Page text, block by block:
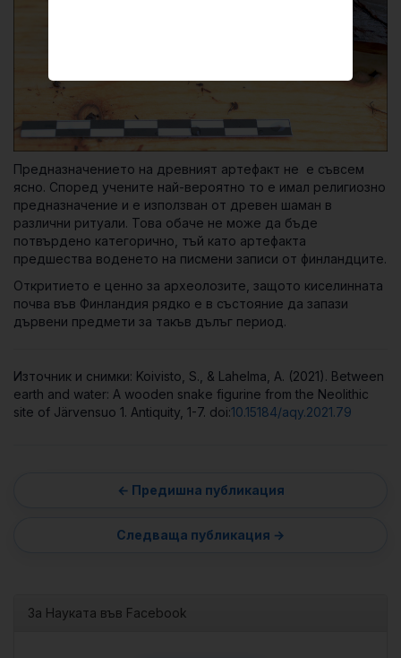
Предназначението на древният артефакт не е съвсем
ясно. Според учените най-вероятно то е имал религиозно
предназначение и е използван от древен шаман в
различни ритуали. Това обаче не може да бъде
потвърдено категорично, тъй като артефакта
предшества воденето на писмени записи от финландците.
Откритието е ценно за археолозите, защото киселинната
почва във Финландия рядко е в състояние да запази
дървени предмети за такъв дълъг период.
Източник и снимки: Koivisto, S., & Lahelma, A. (2021). Between
earth and water: A wooden snake figurine from the Neolithic
site of Järvensuo 1. Antiquity, 1-7. doi:10.15184/aqy.2021.79
За Науката във Facebook